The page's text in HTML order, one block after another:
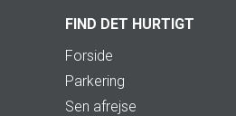
FIND DET HURTIGT
Forside
Parkering
Sen afrejse